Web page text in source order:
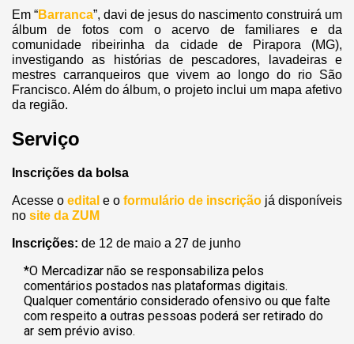
Em “Barranca”, davi de jesus do nascimento construirá um
álbum de fotos com o acervo de familiares e da
comunidade ribeirinha da cidade de Pirapora (MG),
investigando as histórias de pescadores, lavadeiras e
mestres carranqueiros que vivem ao longo do rio São
Francisco. Além do álbum, o projeto inclui um mapa afetivo
da região.
Serviço
Inscrições da bolsa
Acesse o edital e o formulário de inscrição já disponíveis
no site da ZUM
Inscrições: de 12 de maio a 27 de junho
*O Mercadizar não se responsabiliza pelos
comentários postados nas plataformas digitais.
Qualquer comentário considerado ofensivo ou que falte
com respeito a outras pessoas poderá ser retirado do
ar sem prévio aviso.